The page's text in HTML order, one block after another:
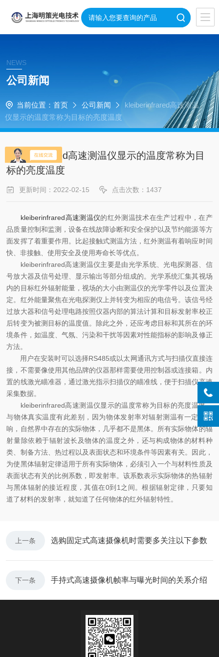
NEWS
公司新闻
当前位置： 首页 公司新闻
kleiberinfrared高速测温
仪显示的温度常称为目标的亮度温度
kleiberinfrared高速测温仪显示的温度常称为目
标的亮度温度
更新时间：2022-02-15 点击次数：1437
kleiberinfrared高速测温仪的红外测温技术在生产过程中，在产
品质量控制和监测，设备在线故障诊断和安全保护以及节约能源等方
面发挥了着重要作用。比起接触式测温方法，红外测温有着响应时间
快、非接触、使用安全及使用寿命长等优点。
kleiberinfrared高速测温仪主要是由光学系统、光电探测器、信
号放大器及信号处理、显示输出等部分组成的。光学系统汇集其视场
内的目标红外辐射能量，视场的大小由测温仪的光学零件以及位置决
定。红外能量聚焦在光电探测仪上并转变为相应的电信号。该信号经
过放大器和信号处理电路按照仪器内部的算法计算和目标发射率校正
后转变为被测目标的温度值。除此之外，还应考虑目标和其所在的环
境条件，如温度、气氛、污染和干扰等因素对性能指标的影响及修正
方法。
用户在安装时可以选择RS485或以太网通讯方式与扫描仪直接连
接，不需要像使用其他品牌的仪器那样需要使用控制器或连接箱。内
置的线激光瞄准器，通过激光指示扫描仪的瞄准线，便于扫描仪高速
采集数据。
kleiberinfrared高速测温仪显示的温度常称为目标的亮度温度，
与物体真实温度有此差别，因为物体发射率对辐射测温有一定的影
响，自然界中存在的实际物体，几乎都不是黑体。所有实际物体的辐
射量除依赖于辐射波长及物体的温度之外，还与构成物体的材料种
类、制备方法、热过程以及表面状态和环境条件等因素有关。因此，
为使黑体辐射定律适用于所有实际物体，必须引入一个与材料性质及
表面状态有关的比例系数，即发射率。该系数表示实际物体的热辐射
与黑体辐射的接近程度，其值在0到1之间。根据辐射定律，只要知
道了材料的发射率，就知道了任何物体的红外辐射特性。
上一条 选购固定式高速摄像机时需要多关注以下参数
下一条 手持式高速摄像机帧率与曝光时间的关系介绍